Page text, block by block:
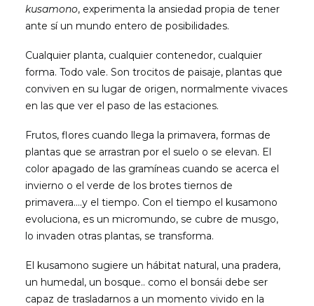
kusamono, experimenta la ansiedad propia de tener
ante sí un mundo entero de posibilidades.
Cualquier planta, cualquier contenedor, cualquier
forma. Todo vale. Son trocitos de paisaje, plantas que
conviven en su lugar de origen, normalmente vivaces
en las que ver el paso de las estaciones.
Frutos, flores cuando llega la primavera, formas de
plantas que se arrastran por el suelo o se elevan. El
color apagado de las gramíneas cuando se acerca el
invierno o el verde de los brotes tiernos de
primavera….y el tiempo. Con el tiempo el kusamono
evoluciona, es un micromundo, se cubre de musgo,
lo invaden otras plantas, se transforma.
El kusamono sugiere un hábitat natural, una pradera,
un humedal, un bosque.. como el bonsái debe ser
capaz de trasladarnos a un momento vivido en la